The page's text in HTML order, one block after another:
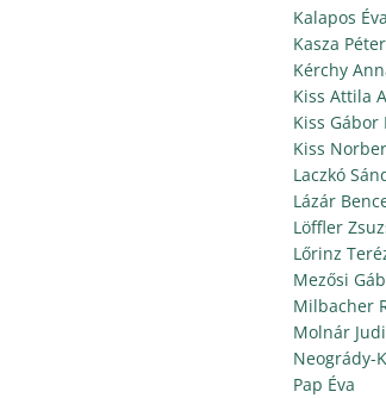
Kalapos
Kasza Péter
Kérchy
Kiss Attila
Kiss Gábor
Kiss
Laczkó
Lázár
Löffler
Lőrinz
Mezősi
Milbacher
Molnár
Neogrády-
Pap Éva